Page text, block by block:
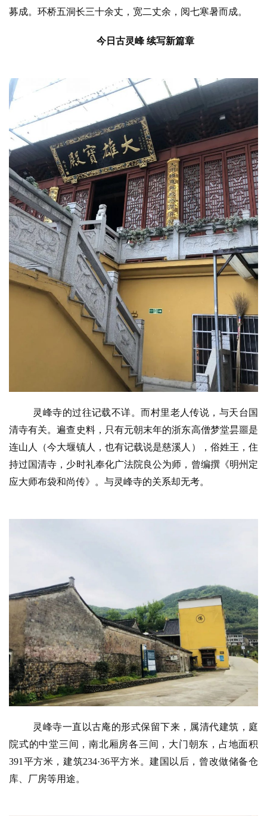
资
讯
八
点
僧
音
高
僧
访
谈
心
乐
慈
善
佛
教
物
礼
视
频
纪
录
艺
术
募成。环桥五洞长三十余丈，宽二丈余，阅七寒暑而成。
今日古灵峰 续写新篇章
灵峰寺的过往记载不详。而村里老人传说，与天台国
清寺有关。遍查史料，只有元朝末年的浙东高僧梦堂昙噩是
连山人（今大堰镇人，也有记载说是慈溪人），俗姓王，住
持过国清寺，少时礼奉化广法院良公为师，曾编撰《明州定
应大师布袋和尚传》。与灵峰寺的关系却无考。
灵峰寺一直以古庵的形式保留下来，属清代建筑，庭
院式的中堂三间，南北厢房各三间，大门朝东，占地面积
391平方米，建筑234·36平方米。建国以后，曾改做储备仓
库、厂房等用途。